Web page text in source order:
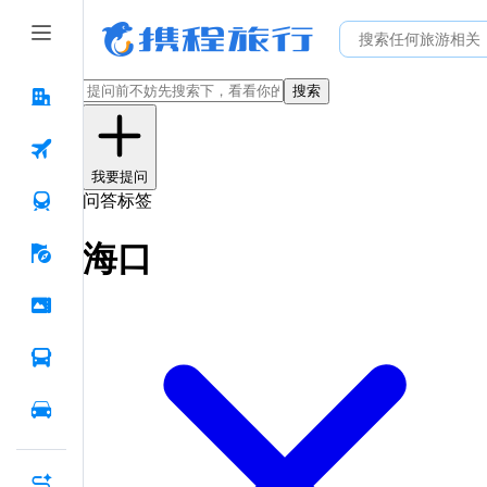
搜索
我要提问
问答标签
海口